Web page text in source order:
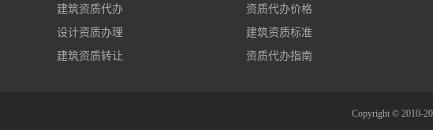
建筑资质代办
设计资质办理
建筑资质转让
资质代办价格
建筑资质标准
资质代办指南
Copyright © 2010-